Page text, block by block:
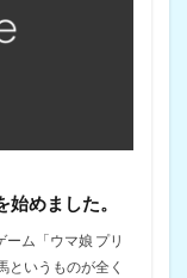
めました。
ム「ウマ娘 プリ
というものが全く